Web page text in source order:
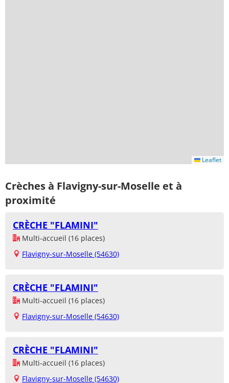
Leaflet
Crèches à Flavigny-sur-Moselle et à
proximité
CRÈCHE "FLAMINI"
Multi-accueil (16 places)
Flavigny-sur-Moselle (54630)
CRÈCHE "FLAMINI"
Multi-accueil (16 places)
Flavigny-sur-Moselle (54630)
CRÈCHE "FLAMINI"
Multi-accueil (16 places)
Flavigny-sur-Moselle (54630)